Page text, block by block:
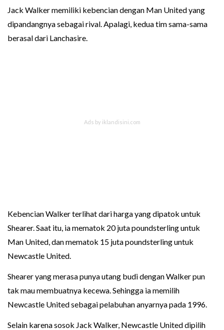
Jack Walker memiliki kebencian dengan Man United yang
dipandangnya sebagai rival. Apalagi, kedua tim sama-sama
berasal dari Lanchasire.
Kebencian Walker terlihat dari harga yang dipatok untuk
Shearer. Saat itu, ia mematok 20 juta poundsterling untuk
Man United, dan mematok 15 juta poundsterling untuk
Newcastle United.
Shearer yang merasa punya utang budi dengan Walker pun
tak mau membuatnya kecewa. Sehingga ia memilih
Newcastle United sebagai pelabuhan anyarnya pada 1996.
Selain karena sosok Jack Walker, Newcastle United dipilih